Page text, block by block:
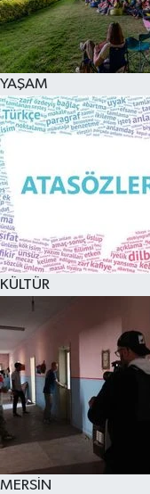
YAŞAM
KÜLTÜR
MERSİN